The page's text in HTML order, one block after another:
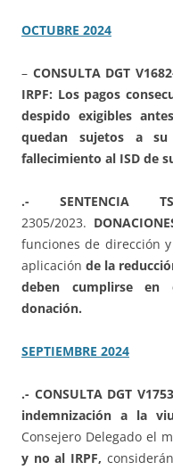
OCTUBRE 2024
– CONSULTA DGT
IRPF: Los pagos
despido exigibles
quedan sujetos a
fallecimiento al ISD de
.- SENTENCIA
2305/2023.
funciones de dirección
aplicación de la
deben cumplirse
donación.
SEPTIEMBRE 2024
.- CONSULTA DGT
indemnización a la
Consejero Delegado el
y no al IRPF,